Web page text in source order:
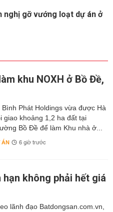
nghị gỡ vướng loạt dự án ở
khu NOXH ở Bồ Đề,
Bình Phát Holdings vừa được Hà
giao khoảng 1,2 ha đất tại
Bồ Đề để làm Khu nhà ở...
6 giờ trước
không phải hết giá
lãnh đạo Batdongsan.com.vn,